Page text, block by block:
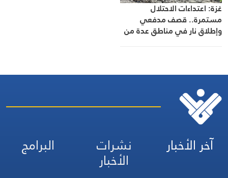
غزة: اعتداءات الاحتلال
مستمرة.. قصف مدفعي
وإطلاق نار في مناطق عدة من
آخر الأخبار نشرات
الأخبار
البرامج